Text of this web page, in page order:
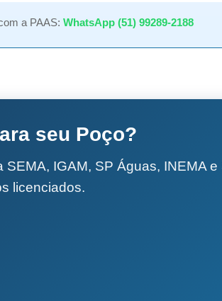
a PAAS: WhatsApp (51) 99289-2188
seu Poço?
IGAM, SP Águas, INEMA
licenciados.